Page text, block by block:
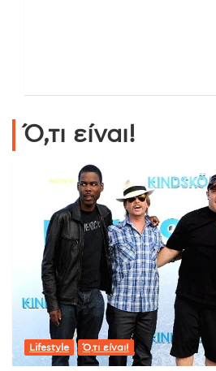
Ό,τι είναι!
Lifestyle Ό,τι είναι!